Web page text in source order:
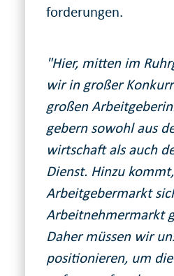
forderungen.
"Hier, mitten im
wir in großer
großen
gebern sowohl aus
wirtschaft als auch
Dienst. Hinzu
Arbeit­geber­markt
Arbeit­nehmer­markt
Daher müssen wir
positionieren, um